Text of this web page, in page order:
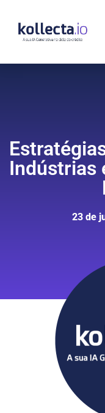
Indústrias
23 de